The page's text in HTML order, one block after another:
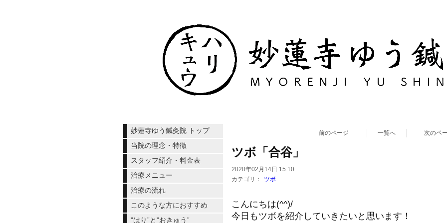
前のページ 一覧へ 次のペ
ツボ「合谷」
2020年02月14日 15:10
カテゴリ：
ツボ
こんにちは(^^)/
今日もツボを紹介していきたいと思います！
妙蓮寺ゆう鍼灸院 トップ
当院の理念・特徴
スタッフ紹介・料金表
治療メニュー
治療の流れ
このような方におすすめ
”はり”と”おきゅう”